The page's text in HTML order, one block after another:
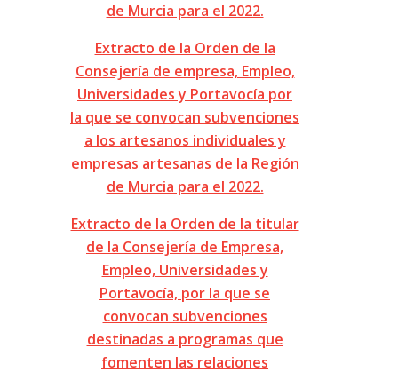
de Murcia para el 2022.
Extracto de la Orden de la
Consejería de empresa, Empleo,
Universidades y Portavocía por
la que se convocan subvenciones
a los artesanos individuales y
empresas artesanas de la Región
de Murcia para el 2022.
Extracto de la Orden de la titular
de la Consejería de Empresa,
Empleo, Universidades y
Portavocía, por la que se
convocan subvenciones
destinadas a programas que
fomenten las relaciones